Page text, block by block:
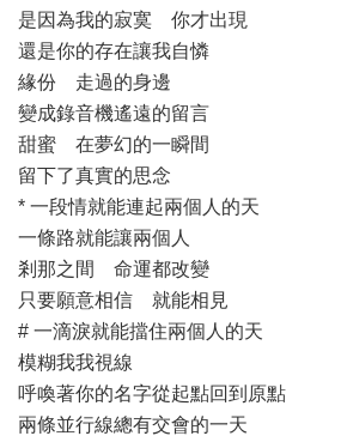
是因為我的寂寞 你才出現
還是你的存在讓我自憐
緣份 走過的身邊
變成錄音機遙遠的留言
甜蜜 在夢幻的一瞬間
留下了真實的思念
* 一段情就能連起兩個人的天
一條路就能讓兩個人
剎那之間 命運都改變
只要願意相信 就能相見
# 一滴淚就能擋住兩個人的天
模糊我我視線
呼喚著你的名字從起點回到原點
兩條並行線總有交會的一天